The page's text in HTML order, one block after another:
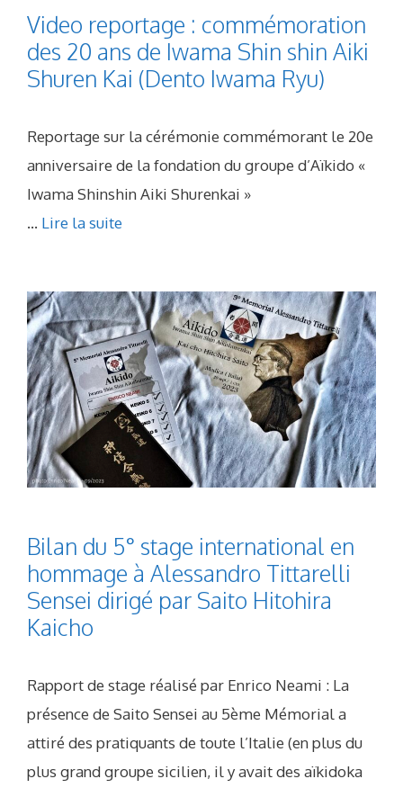
Video reportage : commémoration
des 20 ans de Iwama Shin shin Aiki
Shuren Kai (Dento Iwama Ryu)
Reportage sur la cérémonie commémorant le 20e
anniversaire de la fondation du groupe d’Aïkido «
Iwama Shinshin Aiki Shurenkai »
... Lire la suite
Bilan du 5° stage international en
hommage à Alessandro Tittarelli
Sensei dirigé par Saito Hitohira
Kaicho
Rapport de stage réalisé par Enrico Neami : La
présence de Saito Sensei au 5ème Mémorial a
attiré des pratiquants de toute l’Italie (en plus du
plus grand groupe sicilien, il y avait des aïkidoka